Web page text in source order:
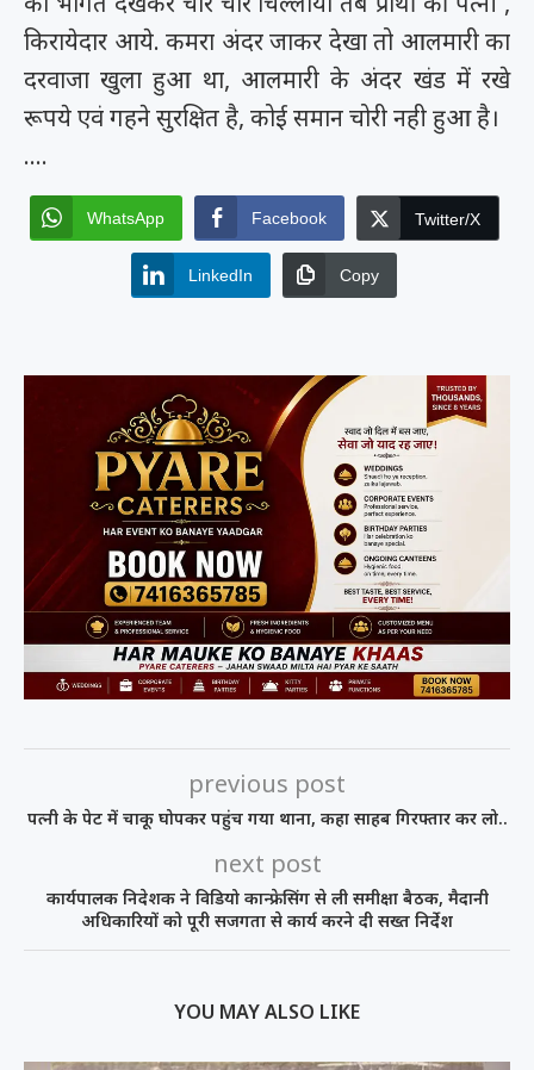
किरायेदार आये. कमरा अंदर जाकर देखा तो आलमारी का
दरवाजा खुला हुआ था, आलमारी के अंदर खंड में रखे
रूपये एवं गहने सुरक्षित है, कोई समान चोरी नही हुआ है।
….
WhatsApp Facebook Twitter/X
LinkedIn Copy
previous post
पत्नी के पेट में चाकू घोपकर पहुंच गया थाना, कहा साहब गिरफ्तार कर लो..
next post
कार्यपालक निदेशक ने विडियो कान्फ्रेसिंग से ली समीक्षा बैठक, मैदानी
अधिकारियों को पूरी सजगता से कार्य करने दी सख्त निर्देश
YOU MAY ALSO LIKE